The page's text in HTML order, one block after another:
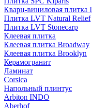
Кварц-виниловая плитка
Плитка LVT Natural Relief
Плитка LVT Stonecarp
Клеевая плитка
Клеевая плитка Broadway
Клеевая плитка Brooklyn
Керамогранит
Ламинат
Corsica
Напольный плинтус
Arbiton INDO
Aberhof